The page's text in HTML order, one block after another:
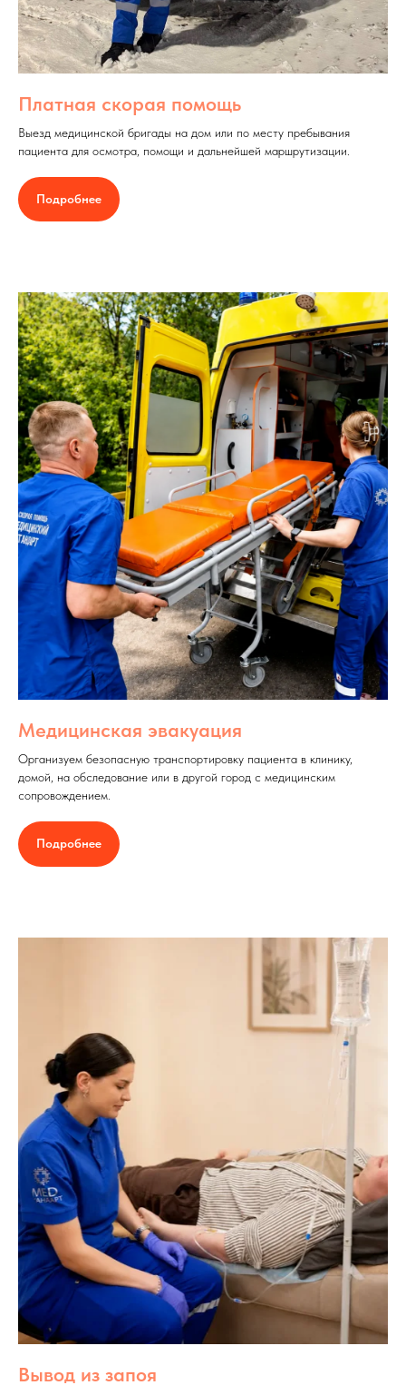
Платная скорая помощь
Выезд медицинской бригады на дом или по месту пребывания
пациента для осмотра, помощи и дальнейшей маршрутизации.
Подробнее
Медицинская эвакуация
Организуем безопасную транспортировку пациента в клинику,
домой, на обследование или в другой город с медицинским
сопровождением.
Подробнее
Вывод из запоя